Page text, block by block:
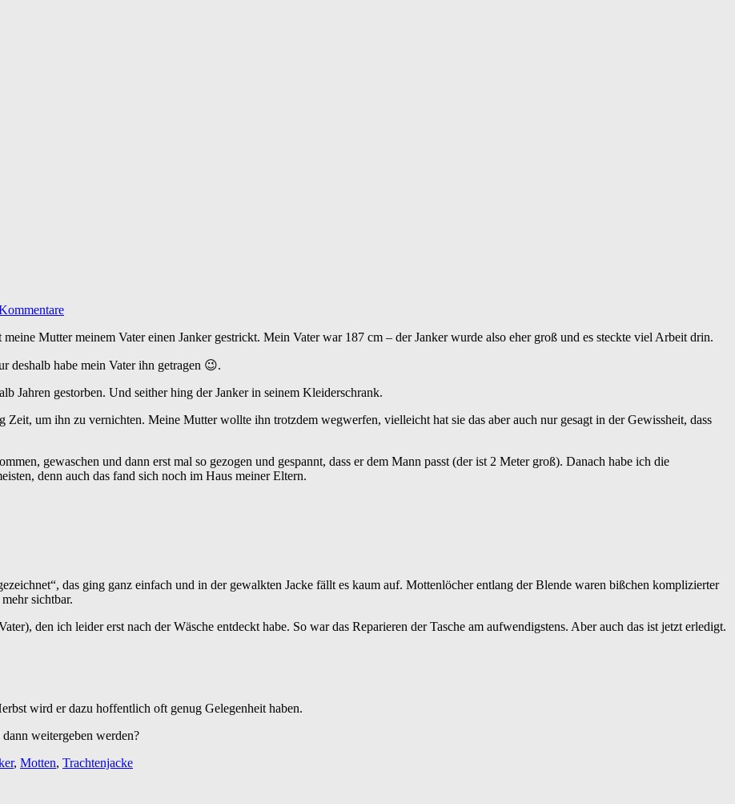
Mutter meinem Vater einen Janker gestrickt. Mein Vater war 187 cm – der Janker wurde also eher groß und es steckte viel Arbeit drin.
deshalb habe mein Vater ihn getragen 😉.
Jahren gestorben. Und seither hing der Janker in seinem Kleiderschrank.
um ihn zu vernichten. Meine Mutter wollte ihn trotzdem wegwerfen, vielleicht hat sie das aber auch nur gesagt in der Gewissheit, dass
gewaschen und dann erst mal so gezogen und gespannt, dass er dem Mann passt (der ist 2 Meter groß). Danach habe ich die
denn auch das fand sich noch im Haus meiner Eltern.
das ging ganz einfach und in der gewalkten Jacke fällt es kaum auf. Mottenlöcher entlang der Blende waren bißchen komplizierter
sichtbar.
den ich leider erst nach der Wäsche entdeckt habe. So war das Reparieren der Tasche am aufwendigstens. Aber auch das ist jetzt erledigt.
wird er dazu hoffentlich oft genug Gelegenheit haben.
weitergeben werden?
, Motten, Trachtenjacke